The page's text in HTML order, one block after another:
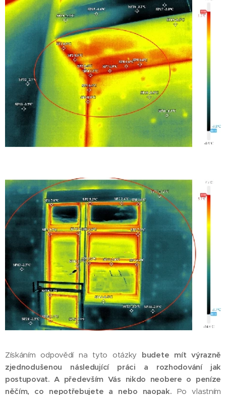
Získáním odpovědí na tyto otázky budete mít výrazně
zjednodušenou následující práci a rozhodování jak
postupovat. A především Vás nikdo neobere o peníze
něčím, co nepotřebujete a nebo naopak. Po vlastním